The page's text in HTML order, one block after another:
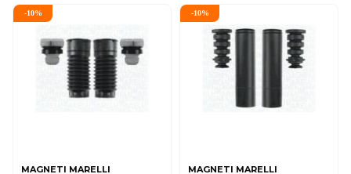
-10%
MAGNETI MARELLI
-10%
MAGNETI MARELLI